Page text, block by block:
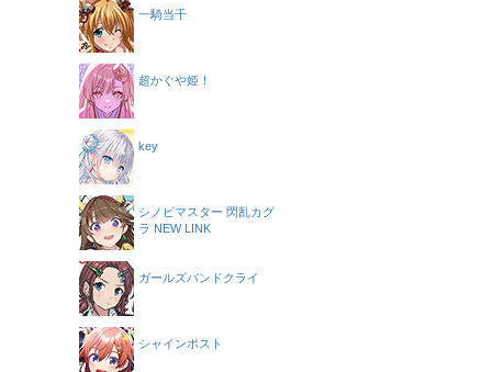
一騎当千
超かぐや姫！
key
シノビマスター 閃乱カグ
ラ NEW LINK
ガールズバンドクライ
シャインポスト